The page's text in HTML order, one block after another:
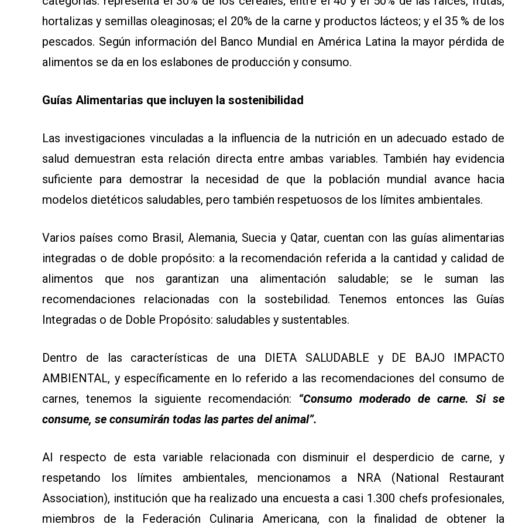
hortalizas y semillas oleaginosas; el 20% de la carne y productos lácteos; y el 35 % de los
pescados. Según información del Banco Mundial en América Latina la mayor pérdida de
alimentos se da en los eslabones de producción y consumo.
Guías Alimentarias que incluyen la sostenibilidad
Las investigaciones vinculadas a la influencia de la nutrición en un adecuado estado de
salud demuestran esta relación directa entre ambas variables. También hay evidencia
suficiente para demostrar la necesidad de que la población mundial avance hacia
modelos dietéticos saludables, pero también respetuosos de los límites ambientales.
Varios países como Brasil, Alemania, Suecia y Qatar, cuentan con las guías alimentarias
integradas o de doble propósito: a la recomendación referida a la cantidad y calidad de
alimentos que nos garantizan una alimentación saludable; se le suman las
recomendaciones relacionadas con la sostebilidad. Tenemos entonces las Guías
Integradas o de Doble Propósito: saludables y sustentables.
Dentro de las características de una DIETA SALUDABLE y DE BAJO IMPACTO
AMBIENTAL, y específicamente en lo referido a las recomendaciones del consumo de
carnes, tenemos la siguiente recomendación: “Consumo moderado de carne. Si se
consume, se consumirán todas las partes del animal”.
Al respecto de esta variable relacionada con disminuir el desperdicio de carne, y
respetando los límites ambientales, mencionamos a NRA (National Restaurant
Association), institución que ha realizado una encuesta a casi 1.300 chefs profesionales,
miembros de la Federación Culinaria Americana, con la finalidad de obtener la